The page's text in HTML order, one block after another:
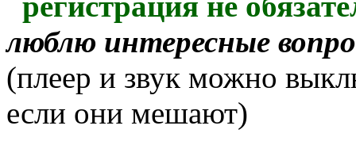
люблю интересные
(плеер и звук можно
если они мешают)